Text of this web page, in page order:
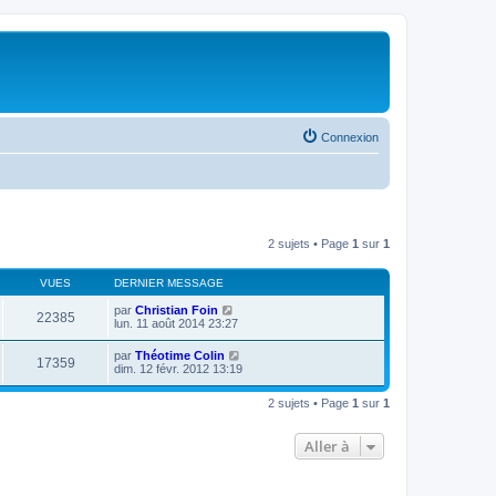
Connexion
2 sujets • Page 1 sur 1
VUES DERNIER MESSAGE
22385 par Christian Foin
lun. 11 août 2014 23:27
17359 par Théotime Colin
dim. 12 févr. 2012 13:19
2 sujets • Page 1 sur 1
Aller à